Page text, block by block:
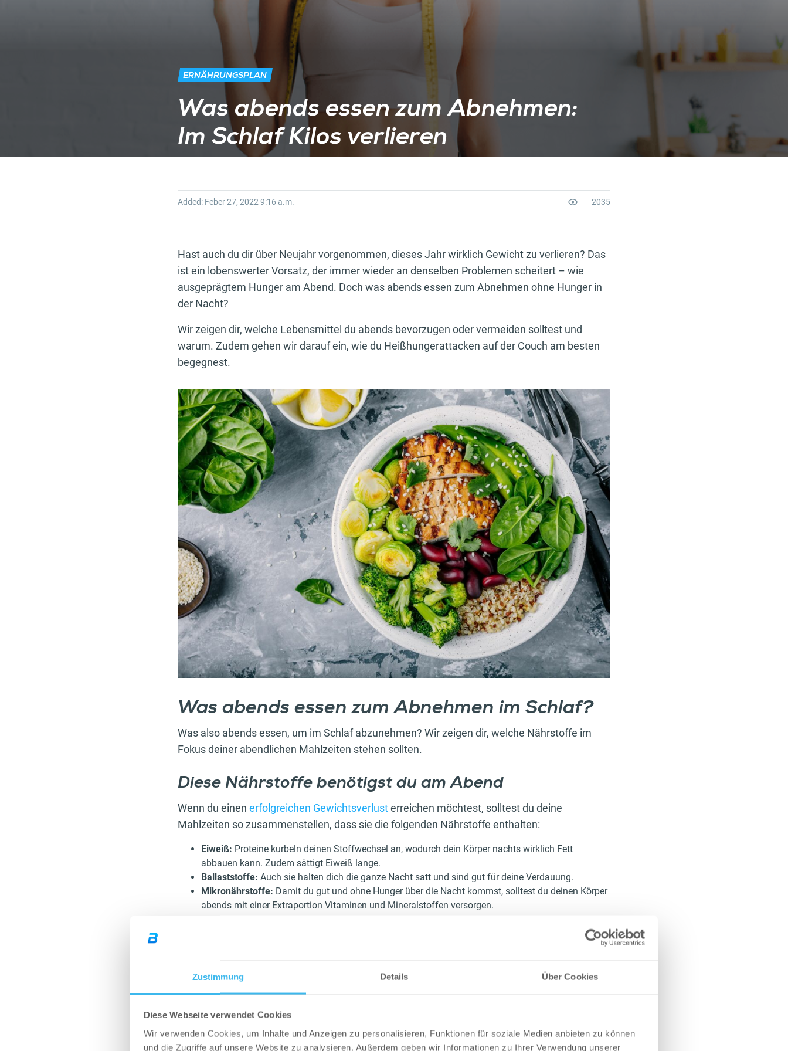
Zustimmung Details Über Cookies
Diese Webseite verwendet Cookies
Wir verwenden Cookies, um Inhalte und Anzeigen zu personalisieren, Funktionen für soziale Medien anbieten zu können
und die Zugriffe auf unsere Website zu analysieren. Außerdem geben wir Informationen zu Ihrer Verwendung unserer
ERNÄHRUNGSPLAN
Was abends essen zum Abnehmen:
Im Schlaf Kilos verlieren
Added: Feber 27, 2022 9:16 a.m. 2035
Hast auch du dir über Neujahr vorgenommen, dieses Jahr wirklich Gewicht zu verlieren? Das
ist ein lobenswerter Vorsatz, der immer wieder an denselben Problemen scheitert – wie
ausgeprägtem Hunger am Abend. Doch was abends essen zum Abnehmen ohne Hunger in
der Nacht?
Wir zeigen dir, welche Lebensmittel du abends bevorzugen oder vermeiden solltest und
warum. Zudem gehen wir darauf ein, wie du Heißhungerattacken auf der Couch am besten
begegnest.
Was abends essen zum Abnehmen im Schlaf?
Was also abends essen, um im Schlaf abzunehmen? Wir zeigen dir, welche Nährstoffe im
Fokus deiner abendlichen Mahlzeiten stehen sollten.
Diese Nährstoffe benötigst du am Abend
Wenn du einen erfolgreichen Gewichtsverlusterreichen möchtest, solltest du deine
Mahlzeiten so zusammenstellen, dass sie die folgenden Nährstoffe enthalten:
Eiweiß: Proteine kurbeln deinen Stoffwechsel an, wodurch dein Körper nachts wirklich Fett
abbauen kann. Zudem sättigt Eiweiß lange.
Ballaststoffe: Auch sie halten dich die ganze Nacht satt und sind gut für deine Verdauung.
Mikronährstoffe: Damit du gut und ohne Hunger über die Nacht kommst, solltest du deinen Körper
abends mit einer Extraportion Vitaminen und Mineralstoffen versorgen.
Diese Empfehlungen haben vor allem mit deinem Stoffwechsel zu tun. Fett verbrennen kann
dein Körper nur, wenn er nicht durch einen zu hohen Insulinspiegel daran gehindert wird. Isst
du abends viele Kohlenhydrate, löst das starke Schwankungen des Blutzucker- und
Insulinspiegels aus – so ist die Fettverbrennung nachts blockiert.
nebenbei Gewicht im Schlaf – und kannst so